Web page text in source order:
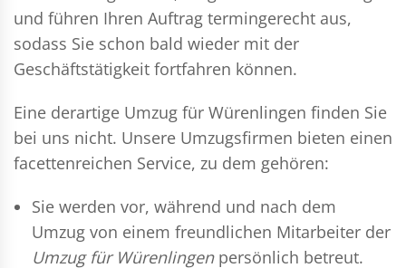
und führen Ihren Auftrag termingerecht aus,
sodass Sie schon bald wieder mit der
Geschäftstätigkeit fortfahren können.
Eine derartige Umzug für Würenlingen finden Sie
bei uns nicht. Unsere Umzugsfirmen bieten einen
facettenreichen Service, zu dem gehören:
Sie werden vor, während und nach dem
Umzug von einem freundlichen Mitarbeiter der
Umzug für Würenlingenpersönlich betreut.